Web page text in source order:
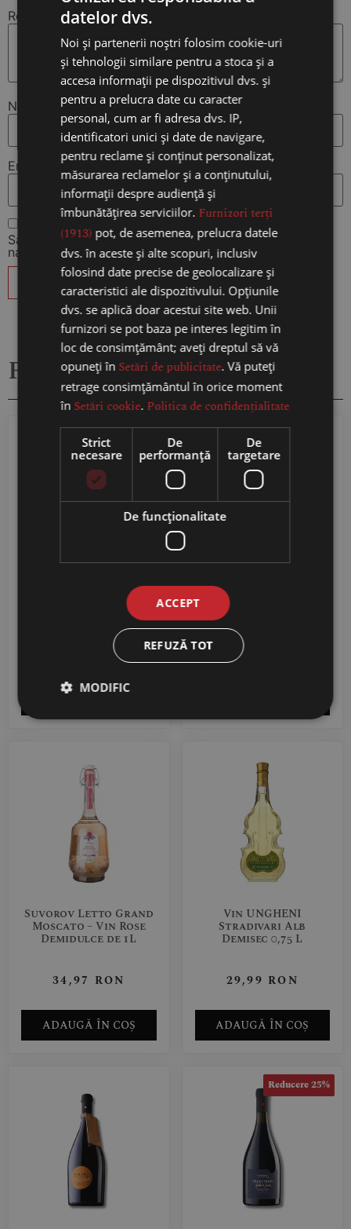
Recenzia ta*
Nume
Email
Salvează-mi numele, emailul și site-ul web în acest
navigator pentru data viitoare când o să comentez.
Produse similare
Crama Mircesti –
Bardul din Mircesti
Fume Blanc – Vin Alb
RON
Crama Mircesti
Riesling – Vin Alb Sec
64,98
Suvorov Letto Grand
Moscato – Vin Rose
Demidulce de 1L
34,97 RON
ADAUGĂ ÎN COȘ
Vin UNGHENI
Stradivari Alb
Demisec 0,75 L
29,99 RON
ADAUGĂ ÎN COȘ
Reducere 25%
datelor dvs.
Noi și partenerii noștri folosim cookie-uri
și tehnologii similare pentru a stoca și a
accesa informații pe dispozitivul dvs. și
pentru a prelucra date cu caracter
personal, cum ar fi adresa dvs. IP,
identificatori unici și date de navigare,
pentru reclame și conținut personalizat,
măsurarea reclamelor și a conținutului,
informații despre audiență și
îmbunătățirea serviciilor. Furnizori terți
(1913) pot, de asemenea, prelucra datele
dvs. în aceste și alte scopuri, inclusiv
folosind date precise de geolocalizare și
caracteristici ale dispozitivului. Opțiunile
dvs. se aplică doar acestui site web. Unii
furnizori se pot baza pe interes legitim în
loc de consimțământ; aveți dreptul să vă
opuneți în Setări de publicitate. Vă puteți
retrage consimțământul în orice moment
în Setări cookie. Politica de confidențialitate
Strict
necesare
De
performanță
De
targetare
De funcţionalitate
ACCEPT
REFUZĂ TOT
MODIFIC